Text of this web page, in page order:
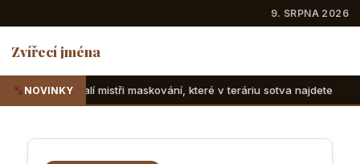
9. SRPNA 2026
Zvířecí jména
NOVINKY
maskování, které v teráriu sotva najdete Suchozemské